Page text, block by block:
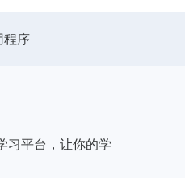
程序
习平台，让你的学